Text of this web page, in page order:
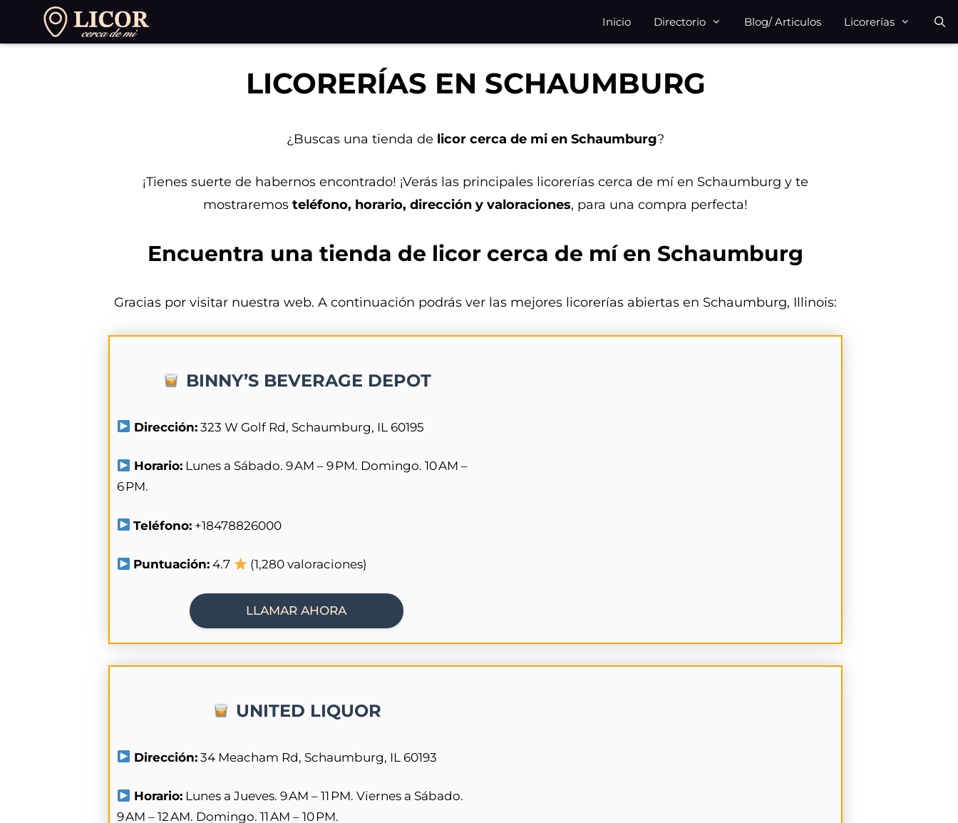
contenido
Inicio Directorio Blog/ Articulos Licorerías
LICORERÍAS EN SCHAUMBURG
¿Buscas una tienda de licor cerca de mi en Schaumburg?
¡Tienes suerte de habernos encontrado! ¡Verás las principales licorerías cerca de mí en Schaumburg y te
mostraremos teléfono, horario, dirección y valoraciones, para una compra perfecta!
Encuentra una tienda de licor cerca de mí en Schaumburg
Gracias por visitar nuestra web. A continuación podrás ver las mejores licorerías abiertas en Schaumburg, Illinois:
BINNY’S BEVERAGE DEPOT
Dirección: 323 W Golf Rd, Schaumburg, IL 60195
Horario: Lunes a Sábado. 9 AM – 9 PM. Domingo. 10 AM –
6 PM.
Teléfono: +18478826000
Puntuación: 4.7 (1,280 valoraciones)
LLAMAR AHORA
UNITED LIQUOR
Dirección: 34 Meacham Rd, Schaumburg, IL 60193
Horario: Lunes a Jueves. 9 AM – 11 PM. Viernes a Sábado.
9 AM – 12 AM. Domingo. 11 AM – 10 PM.